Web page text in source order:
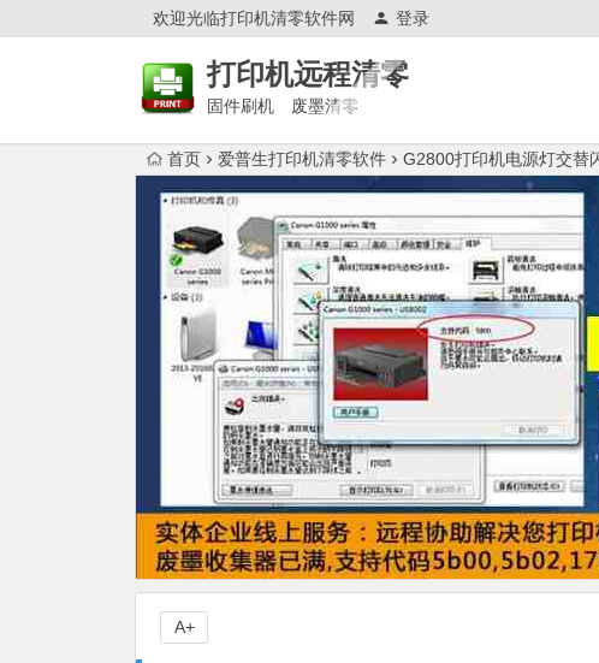
欢迎光临打印机清零软件网 登录
打印机远程清零
固件刷机 废墨清零
首页 爱普生打印机清零软件 G2800打印机电源灯交替
A+